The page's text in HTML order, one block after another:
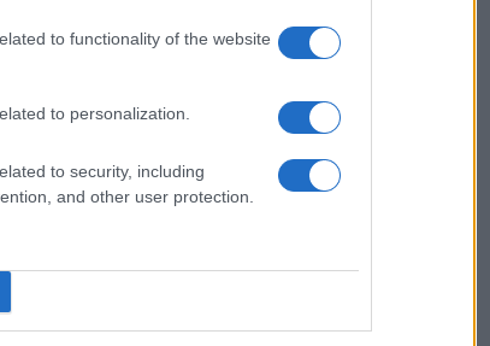
to functionality of the website
to personalization.
to security, including
and other user protection.
foto